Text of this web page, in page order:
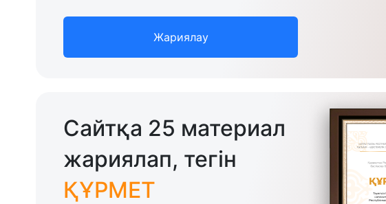
Жариялау
Сайтқа 25 материал
жариялап, тегін
ҚҰРМЕТ